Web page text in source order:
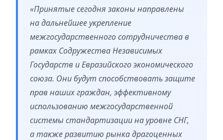
«Принятые сегодня законы направлены
на дальнейшее укрепление
межгосударственного сотрудничества в
рамках Содружества Независимых
Государств и Евразийского экономического
союза. Они будут способствовать защите
прав наших граждан, эффективному
использованию межгосударственной
системы стандартизации на уровне СНГ,
а также развитию рынка драгоценных